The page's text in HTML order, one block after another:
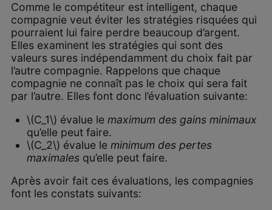
Comme le compétiteur est intelligent, chaque
compagnie veut éviter les stratégies risquées qui
pourraient lui faire perdre beaucoup d’argent.
Elles examinent les stratégies qui sont des
valeurs sures indépendamment du choix fait par
l’autre compagnie. Rappelons que chaque
compagnie ne connaît pas le choix qui sera fait
par l’autre. Elles font donc l’évaluation suivante:
\(C_1\) évalue le maximum des gains minimaux
qu’elle peut faire.
\(C_2\) évalue le minimum des pertes
maximalesqu’elle peut faire.
Après avoir fait ces évaluations, les compagnies
font les constats suivants: